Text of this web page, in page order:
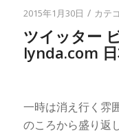
2015年1月30日 / カテ
ツイッター
lynda.com
一時は消え行く雰
のころから盛り返